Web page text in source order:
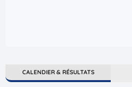
CALENDIER & RÉSULTATS